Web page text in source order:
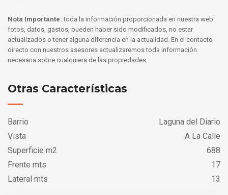
Nota Importante:toda la información proporcionada en nuestra web:
fotos, datos, gastos, pueden haber sido modificados, no estar
actualizados o tener alguna diferencia en la actualidad. En el contacto
directo con nuestros asesores actualizaremos toda información
necesaria sobre cualquiera de las propiedades.
Otras Características
Barrio
Laguna del Diario
Vista
A La Calle
Superficie m2
688
Frente mts
17
Lateral mts
13